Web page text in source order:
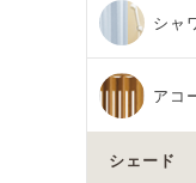
シャ
アコ
シェード